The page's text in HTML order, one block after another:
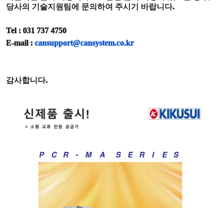
당사의 기술지원팀에 문의하여 주시기 바랍니다.
Tel : 031 737 4750
E-mail : cansupport@cansystem.co.kr
감사합니다.